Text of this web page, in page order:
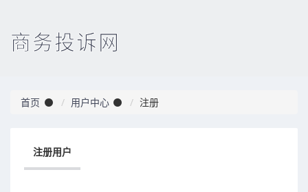
商务投诉网
首页 用户中心 注册
注册用户